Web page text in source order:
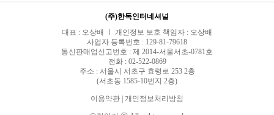
(주)한독인터네셔널
대표 : 오상배 ㅣ 개인정보 보호 책임자 : 오상배
사업자 등록번호 : 129-81-79618
통신판매업신고번호 : 제 2014-서울서초-0781호
전화 : 02-522-0869
주소 : 서울시 서초구 효령로 253 2층
(서초동 1585-10번지 2층)
이용약관 | 개인정보처리방침